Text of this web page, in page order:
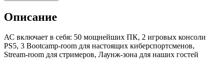
Описание
АС включает в себя: 50 мощнейших ПК, 2 игровых консоли
PS5, 3 Bootcamp-room для настоящих киберспортсменов,
Stream-room для стримеров, Лаунж-зона для наших гостей